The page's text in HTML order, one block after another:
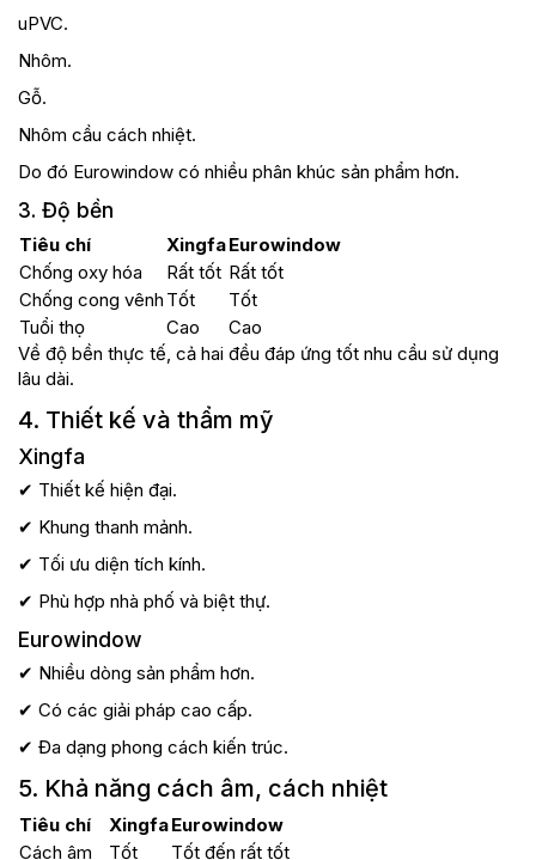
uPVC.
Nhôm.
Gỗ.
Nhôm cầu cách nhiệt.
Do đó Eurowindow có nhiều phân khúc sản phẩm hơn.
3. Độ bền
Tiêu chí XingfaEurowindow
Chống oxy hóa
Rất tốt Rất tốt
Chống cong vênh Tốt
Tốt
Tuổi thọ
Cao
Cao
Về độ bền thực tế, cả hai đều đáp ứng tốt nhu cầu sử dụng
lâu dài.
4. Thiết kế và thẩm mỹ
Xingfa
✔ Thiết kế hiện đại.
✔ Khung thanh mảnh.
✔ Tối ưu diện tích kính.
✔ Phù hợp nhà phố và biệt thự.
Eurowindow
✔ Nhiều dòng sản phẩm hơn.
✔ Có các giải pháp cao cấp.
✔ Đa dạng phong cách kiến trúc.
5. Khả năng cách âm, cách nhiệt
Tiêu chí XingfaEurowindow
Cách âm
Tốt Tốt đến rất tốt